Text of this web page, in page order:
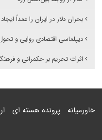
بحران دلار در ایران را عمداً
دیپلماسی اقتصادی روایی و
اثرات تحریم بر حکمرانی و
خاورمیانه پرونده هسته ای